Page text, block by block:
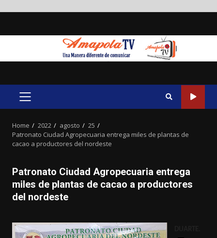
PRIMARY
Home 2022 agosto
25
Patronato Ciudad Agropecuaria entrega miles de plantas de
cacao a productores del nordeste
Patronato Ciudad Agropecuaria entrega
miles de plantas de cacao a productores
del nordeste